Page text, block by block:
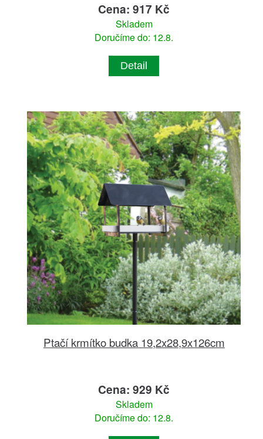
Cena: 917 Kč
Skladem
Doručíme do: 12.8.
Detail
Ptačí krmítko budka 19,2x28,9x126cm
Cena: 929 Kč
Skladem
Doručíme do: 12.8.